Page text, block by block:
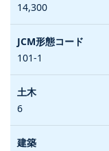
14,300
101-1
6